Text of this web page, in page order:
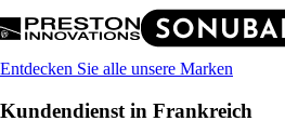
Entdecken Sie alle unsere Marken
Kundendienst in Frankreich